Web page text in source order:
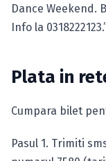
Dance Weekend.
Info la
Plata in
Cumpara bilet
Pasul 1. Trimiti